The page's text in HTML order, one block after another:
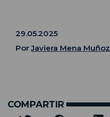
29.05.2025
PorJaviera Mena Muñoz
COMPARTIR